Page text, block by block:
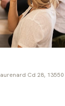
Cd 28,